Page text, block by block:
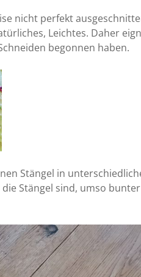
nicht perfekt
Leichtes. Daher
begonnen haben.
Stängel in
Stängel sind, umso